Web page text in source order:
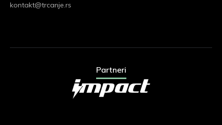
kontakt@trcanje.rs
Partneri